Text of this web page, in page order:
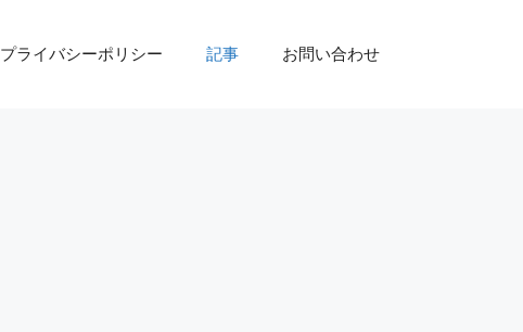
プライバシーポリシー 記事 お問い合わせ